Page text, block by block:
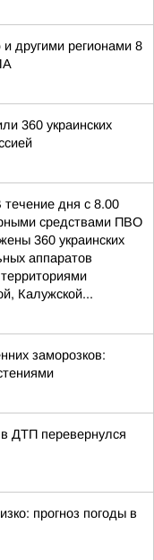
другими регионами 8
360 украинских
дня с 8.00
средствами ПВО
360 украинских
аппаратов
Калужской...
заморозков:
ДТП перевернулся
прогноз погоды в